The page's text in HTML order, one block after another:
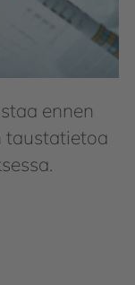
ennen
taustatietoa